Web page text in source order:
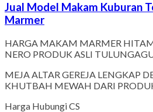
Jual Model Makam Kuburan
Marmer
HARGA MAKAM MARMER
NERO PRODUK ASLI
MEJA ALTAR GEREJA LENGKAP
KHUTBAH MEWAH DARI
Harga Hubungi CS